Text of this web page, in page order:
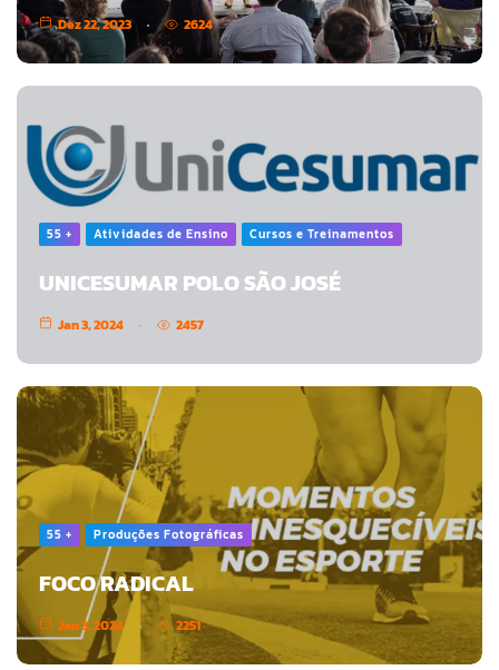
Dez 22, 2023 2624
55 + Atividades de Ensino Cursos e Treinamentos
UNICESUMAR POLO SÃO JOSÉ
Jan 3, 2024 2457
55 + Produções Fotográficas
FOCO RADICAL
Jan 3, 2024 2251